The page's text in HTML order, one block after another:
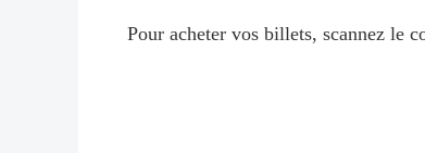
Pour acheter vos billets, scannez le